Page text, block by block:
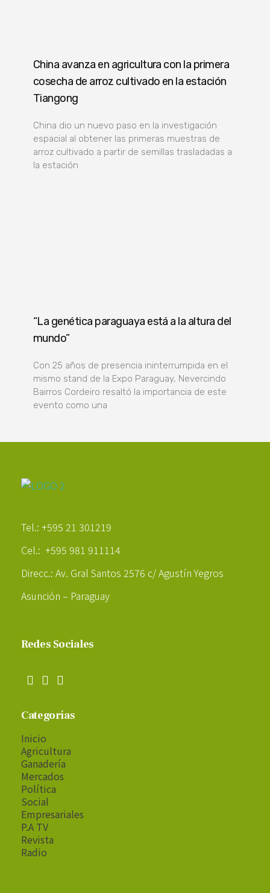
China avanza en agricultura con la primera
cosecha de arroz cultivado en la estación
Tiangong
China dio un nuevo paso en la investigación
espacial al obtener las primeras muestras de
arroz cultivado a partir de semillas trasladadas a
la estación
“La genética paraguaya está a la altura del
mundo”
Con 25 años de presencia ininterrumpida en el
mismo stand de la Expo Paraguay, Nevercindo
Bairros Cordeiro resaltó la importancia de este
evento como una
Tel.: +595 21 301219
Cel.: +595 981 911114
Direcc.: Av. Gral Santos 2576 c/ Agustín Yegros
Asunción – Paraguay
Redes Sociales
Categorías
Inicio
Agricultura
Ganadería
Mercados
Política
Social
Empresariales
P.A TV
Revista
Radio